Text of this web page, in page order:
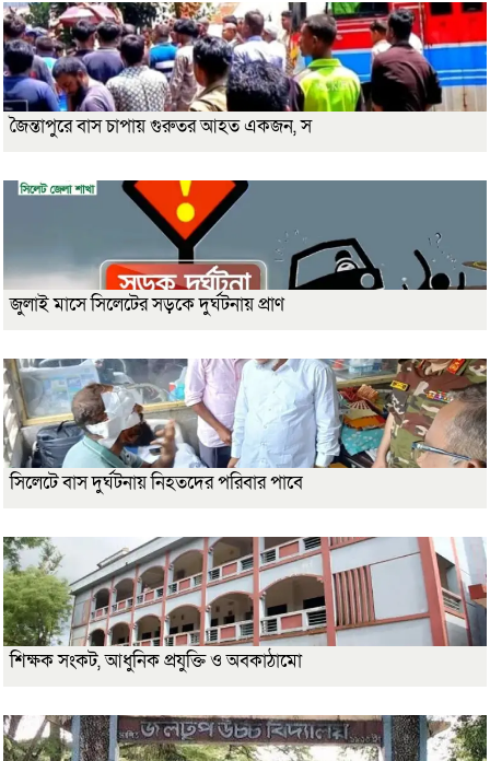
জৈন্তাপুরে বাস চাপায় গুরুতর আহত একজন, স
জুলাই মাসে সিলেটের সড়কে দুর্ঘটনায় প্রাণ
সিলেটে বাস দুর্ঘটনায় নিহতদের পরিবার পাবে
শিক্ষক সংকট, আধুনিক প্রযুক্তি ও অবকাঠামো